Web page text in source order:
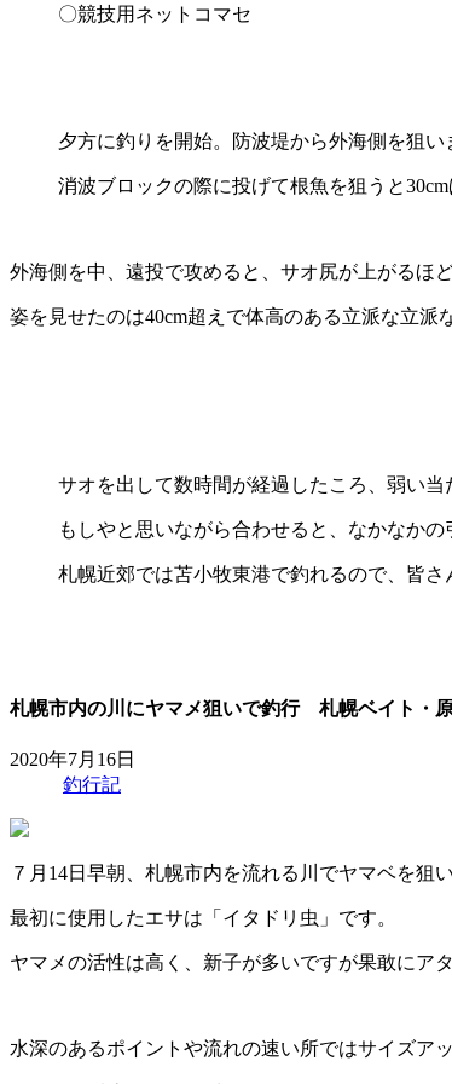
〇競技用ネットコマセ
夕方に釣りを開始。防波堤から外海側を狙
消波ブロックの際に投げて根魚を狙うと
外海側を中、遠投で攻めると、サオ尻が上がるほ
姿を見せたのは40cm超えで体高のある立派な立
サオを出して数時間が経過したころ、弱い当
もしやと思いながら合わせると、なかなか
札幌近郊では苫小牧東港で釣れるので、皆
札幌市内の川にヤマメ狙いで釣行 札幌ベイト・
2020年7月16日
釣行記
７月14日早朝、札幌市内を流れる川でヤマベを狙い
最初に使用したエサは「イタドリ虫」です。
ヤマメの活性は高く、新子が多いですが果敢にア
水深のあるポイントや流れの速い所ではサイズア